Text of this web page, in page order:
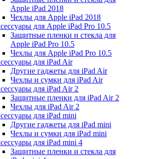
Apple iPad 2018
Чехлы для Apple iPad 2018
для Apple iPad Pro 10.5
Защитные пленки и стекла для
Apple iPad Pro 10.5
Чехлы для Apple iPad Pro 10.5
для iPad Air
Другие гаджеты для iPad Air
Чехлы и сумки для iPad Air
для iPad Air 2
Защитные пленки для iPad Air 2
Чехлы для iPad Air 2
для iPad mini
Другие гаджеты для iPad mini
Чехлы и сумки для iPad mini
для iPad mini 4
Защитные пленки и стекла для